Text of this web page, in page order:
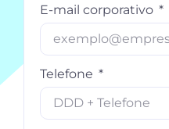
E-mail corporativo
Telefone